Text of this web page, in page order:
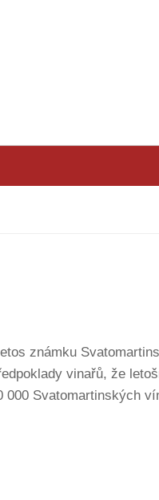
známku
vinařů, že
000 Svatomartinských